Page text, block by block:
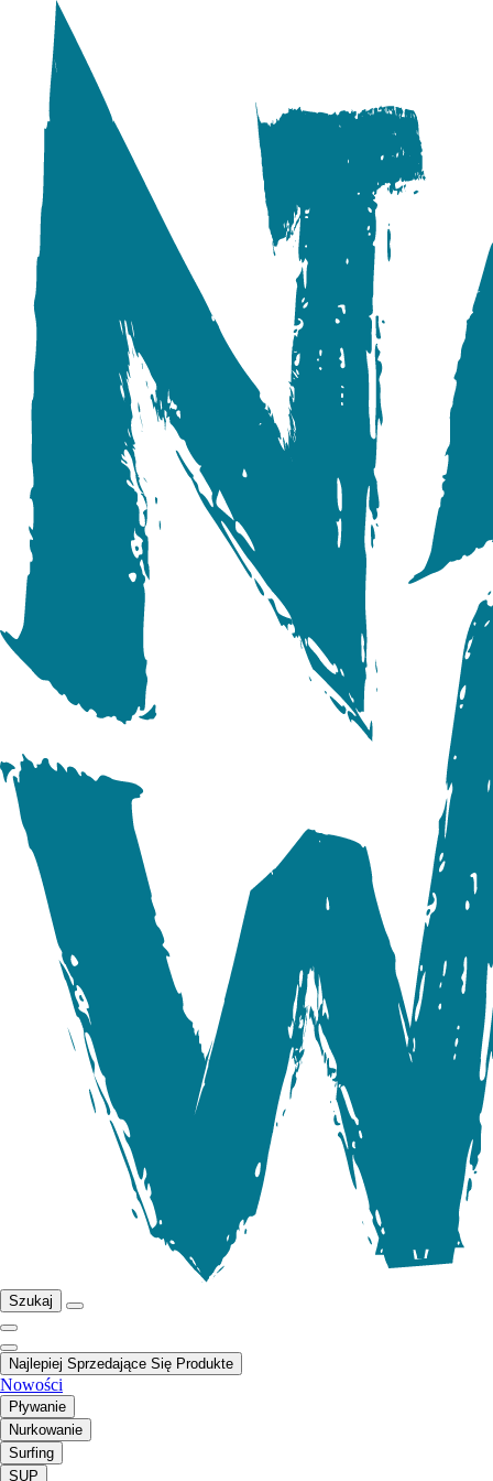
Szukaj
Najlepiej Sprzedające Się Produkte
Nowości
Pływanie
Nurkowanie
Surfing
SUP